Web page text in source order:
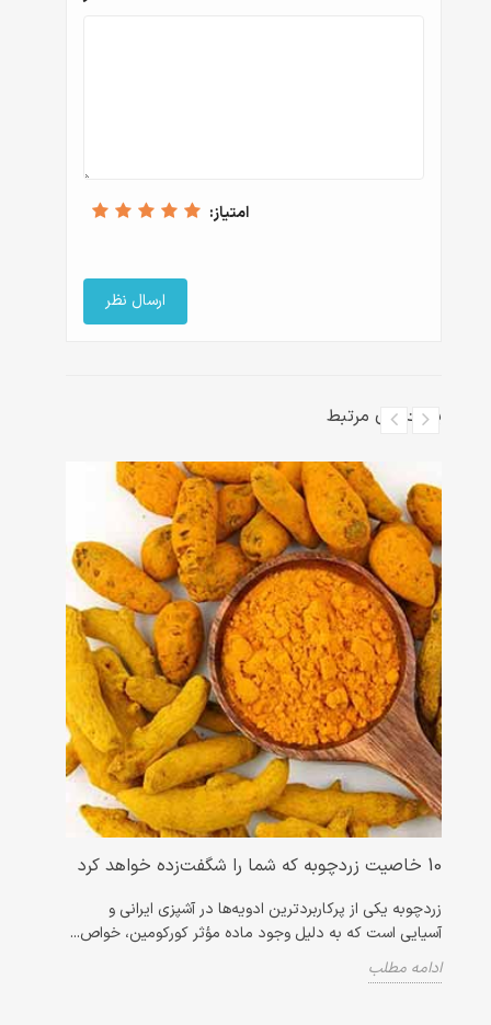
امتیاز:
پست‌های مرتبط
10 خاصیت زردچوبه که شما را شگفت‌زده خواهد کرد
زردچوبه یکی از پرکاربردترین ادویه‌ها در آشپزی ایرانی و
آسیایی است که به دلیل وجود ماده مؤثر کورکومین، خواص...
ادامه مطلب